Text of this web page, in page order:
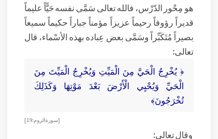
هو مِحْور الدّرْس، فالله تعالى سَمَّى نفسه حَيًّاً عليماً
قديراً رؤوفاً رحيماً عزيزاً مؤمناً جباراً حكيماً سميعاً
بصيراً مُتَكَبِّراً وسَمَّى بعض عِباده بهذه الأسْماء، قال
تعالى:
﴿ يُخْرِجُ الْحَيَّ مِنَ الْمَيِّتِ وَيُخْرِجُ الْمَيِّتَ مِنَ
الْحَيِّ وَيُحْيِي الْأَرْضَ بَعْدَ مَوْتِهَا وَكَذَلِكَ
تُخْرَجُونَ﴾
[ سورة الروم: 19 ]
وقال تعالى: